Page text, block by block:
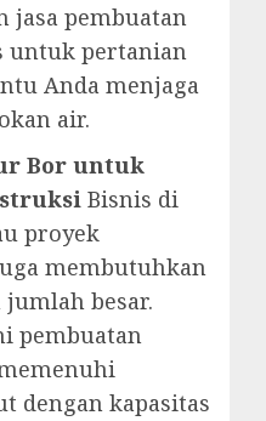
jasa pembuatan
untuk pertanian
Anda menjaga
air.
Bor untuk
Bisnis di
proyek
membutuhkan
besar.
pembuatan
dengan kapasitas